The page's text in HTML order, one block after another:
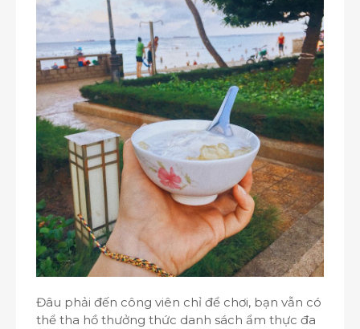
Đâu phải đến công viên chỉ để chơi, bạn vẫn có
thể tha hồ thưởng thức danh sách ẩm thực đa